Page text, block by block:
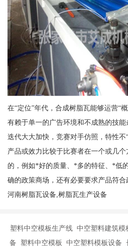
在“定位”年代，合成树脂瓦能够运营“
有赖于单一的广告环境和不成熟的技能
迭代大大加快，竞赛对手仿照，特性不“
产品或效力比较于比赛者在一个或几
的，例如*好的质量、*多的特征、*低
确的政策商场，还有必要要求产品符合
河南树脂瓦设备,树脂瓦生产设备
塑料中空模板生产线 中空塑料建筑
备 塑料中空模板 中空塑料模板设备